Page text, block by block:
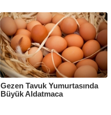
Gezen Tavuk Yumurtasında
Büyük Aldatmaca